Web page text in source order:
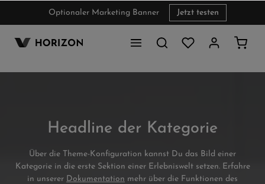
springenOptionaler Marketing Banner Jetzt testen
Headline der Kategorie
Über die Theme-Konfiguration kannst Du das Bild einer
Kategorie in die erste Sektion einer Erlebniswelt setzen. Erfahre
in unserer Dokumentation mehr über die Funktionen des